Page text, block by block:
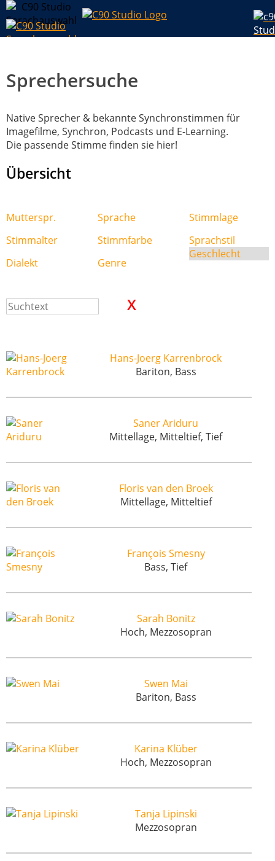
Sprechersuche
Native Sprecher & bekannte Synchronstimmen für
Imagefilme, Synchron, Podcasts und E-Learning.
Die passende Stimme finden sie hier!
Übersicht
Hans-Joerg Karrenbrock
Bariton, Bass
Saner Ariduru
Mittellage, Mitteltief, Tief
Floris van den Broek
Mittellage, Mitteltief
François Smesny
Bass, Tief
Sarah Bonitz
Hoch, Mezzosopran
Swen Mai
Bariton, Bass
Karina Klüber
Hoch, Mezzosopran
Tanja Lipinski
Mezzosopran